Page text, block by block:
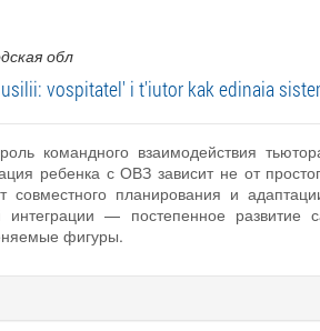
обл
vospitatel' i t'iutor kak edinaia
командного взаимодействия
ребенка с ОВЗ зависит не от
совместного планирования и
— постепенное развитие
фигуры.